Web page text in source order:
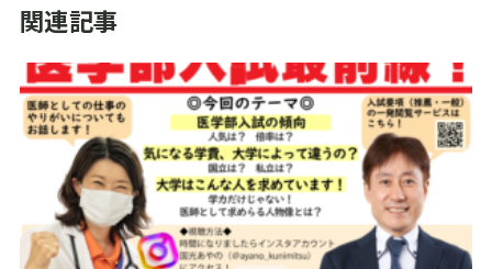
関連記事